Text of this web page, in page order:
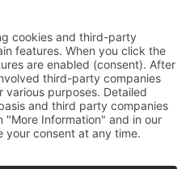
keller immobilien
elektro
photovoltaik
sanieren
sicherheit
möbel
fliesen
outdoor